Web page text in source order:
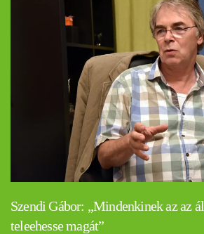
Szendi Gábor: „Mindenkinek az az
teleehesse magát”